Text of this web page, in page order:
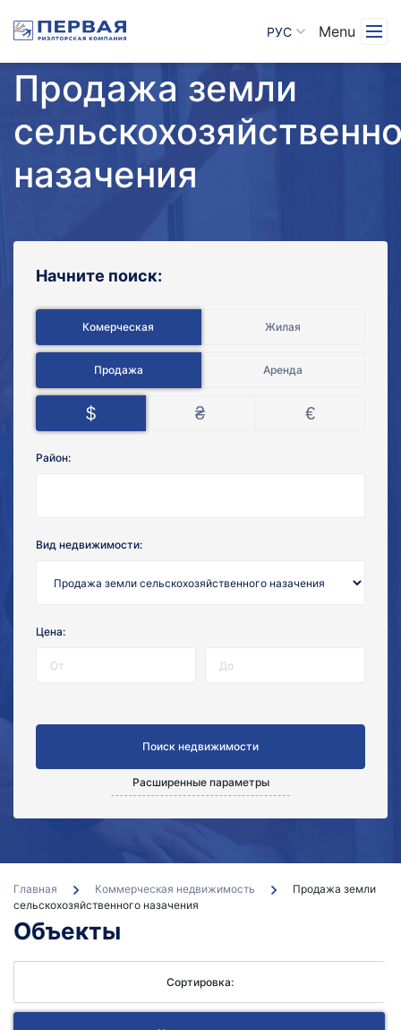
РУС Menu
Продажа земли
назачения
Начните поиск:
Комерческая Жилая
Продажа Аренда
$ ₴ €
Район:
Вид недвижимости:
Цена:
Расширенные параметры
Главная Коммерческая недвижимость
Продажа земли
сельскохозяйственного назачения
Объекты
Сортировка: